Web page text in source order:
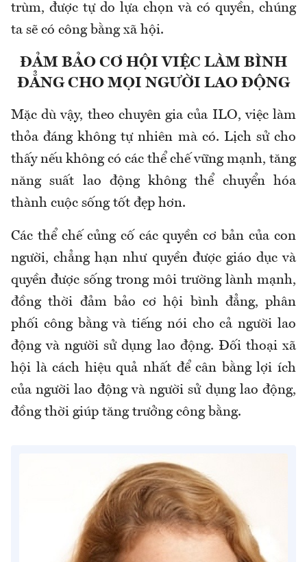
trùm, được tự do lựa chọn và có quyền, chúng
ta sẽ có công bằng xã hội.
ĐẢM BẢO CƠ HỘI VIỆC LÀM BÌNH
ĐẲNG CHO MỌI NGƯỜI LAO ĐỘNG
Mặc dù vậy, theo chuyên gia của ILO, việc làm
thỏa đáng không tự nhiên mà có. Lịch sử cho
thấy nếu không có các thể chế vững mạnh, tăng
năng suất lao động không thể chuyển hóa
thành cuộc sống tốt đẹp hơn.
Các thể chế củng cố các quyền cơ bản của con
người, chẳng hạn như quyền được giáo dục và
quyền được sống trong môi trường lành mạnh,
đồng thời đảm bảo cơ hội bình đẳng, phân
phối công bằng và tiếng nói cho cả người lao
động và người sử dụng lao động. Đối thoại xã
hội là cách hiệu quả nhất để cân bằng lợi ích
của người lao động và người sử dụng lao động,
đồng thời giúp tăng trưởng công bằng.